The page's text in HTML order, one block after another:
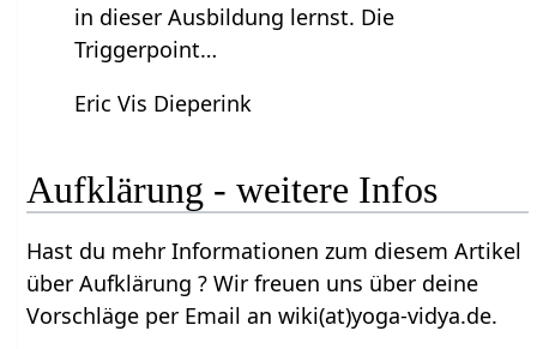
in dieser Ausbildung lernst. Die
Triggerpoint…
Eric Vis Dieperink
Aufklärung‏‎ - weitere Infos
Hast du mehr Informationen zum diesem Artikel
über Aufklärung‏‎ ? Wir freuen uns über deine
Vorschläge per Email an wiki(at)yoga-vidya.de.